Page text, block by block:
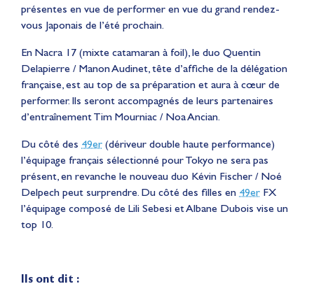
présentes en vue de performer en vue du grand rendez-
vous Japonais de l’été prochain.
En Nacra 17 (mixte catamaran à foil), le duo Quentin
Delapierre / Manon Audinet, tête d’affiche de la délégation
française, est au top de sa préparation et aura à cœur de
performer. Ils seront accompagnés de leurs partenaires
d’entraînement Tim Mourniac / Noa Ancian.
Du côté des 49er (dériveur double haute performance)
l’équipage français sélectionné pour Tokyo ne sera pas
présent, en revanche le nouveau duo Kévin Fischer / Noé
Delpech peut surprendre. Du côté des filles en 49er FX
l’équipage composé de Lili Sebesi et Albane Dubois vise un
top 10.
Ils ont dit :